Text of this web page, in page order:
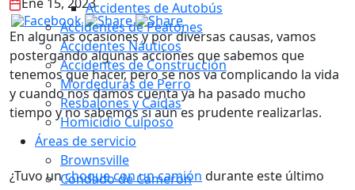
Accidentes de Autobús
Accidentes de Peatones
Accidentes Náuticos
Accidentes de Construcción
Mordeduras de Perro
Resbalones y Caídas
Homicidio Culposo
Áreas de servicio
Brownsville
Condado de Cameron
En algunas ocasiones y por diversas causas, vamos
postergando algunas acciones que sabemos que
tenemos que hacer, pero se nos va complicando la vida
y cuando nos damos cuenta ya ha pasado mucho
tiempo y no sabemos si aún es prudente realizarlas.
¿Tuvo unchoque con un camión durante este último